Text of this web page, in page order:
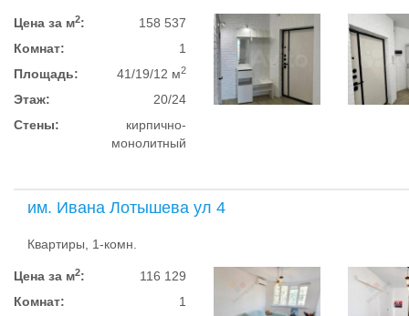
Цена за м2:
158 537
Комнат:
1
Площадь:
41/19/12 м2
Этаж:
20/24
Стены:
кирпично-
монолитный
им. Ивана Лотышева ул 4
Квартиры, 1-комн.
Цена за м2:
116 129
Комнат:
1